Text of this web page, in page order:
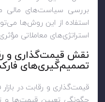
بررسی سیاست‌های مالی
استفاده از این روش‌ها
استراتژی‌های معاملاتی
نقش قیمت‌گذاری و
تصمیم‌گیری‌های
قیمت‌گذاری و رقابت در